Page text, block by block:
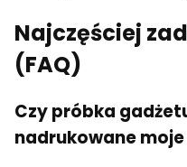
Najczęściej
(FAQ)
Czy próbka
nadrukowane